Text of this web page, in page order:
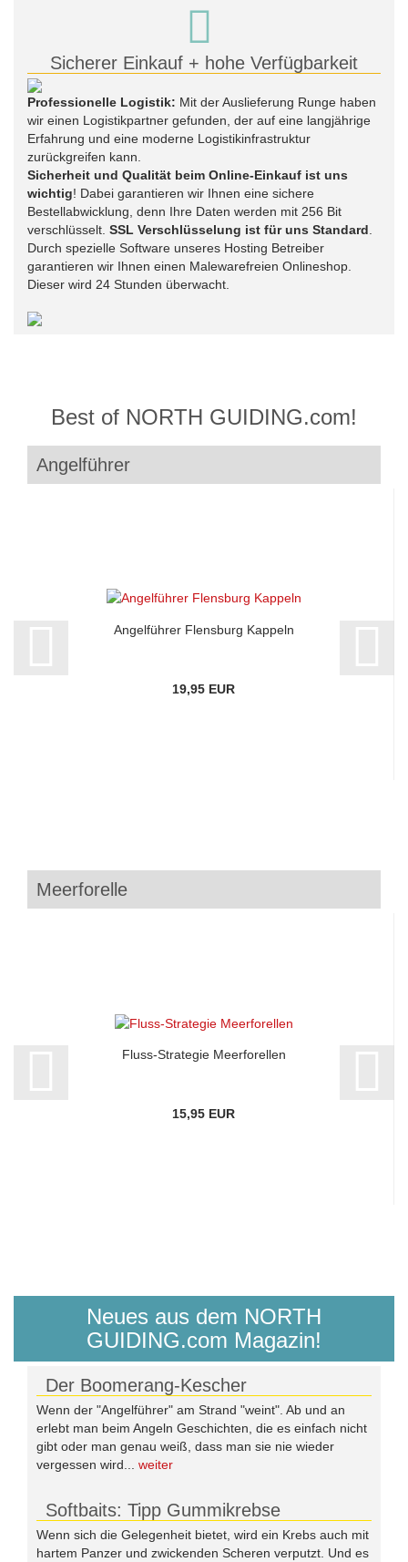
Sicherer Einkauf + hohe Verfügbarkeit
Professionelle Logistik: Mit der Auslieferung Runge haben
wir einen Logistikpartner gefunden, der auf eine langjährige
Erfahrung und eine moderne Logistikinfrastruktur
zurückgreifen kann.
Sicherheit und Qualität beim Online-Einkauf ist uns
wichtig! Dabei garantieren wir Ihnen eine sichere
Bestellabwicklung, denn Ihre Daten werden mit 256 Bit
verschlüsselt. SSL Verschlüsselung ist für uns Standard
Durch spezielle Software unseres Hosting Betreiber
garantieren wir Ihnen einen Malewarefreien Onlineshop.
Dieser wird 24 Stunden überwacht.
Best of NORTH GUIDING.com!
Angelführer
Angelführer Flensburg Kappeln
19,95 EUR
Meerforelle
Fluss-Strategie Meerforellen
15,95 EUR
Neues aus dem NORTH
GUIDING.com Magazin!
Der Boomerang-Kescher
Wenn der "Angelführer" am Strand "weint". Ab und an
erlebt man beim Angeln Geschichten, die es einfach nicht
gibt oder man genau weiß, dass man sie nie wieder
vergessen wird... weiter
Softbaits: Tipp Gummikrebse
Wenn sich die Gelegenheit bietet, wird ein Krebs auch mit
hartem Panzer und zwickenden Scheren verputzt. Und es